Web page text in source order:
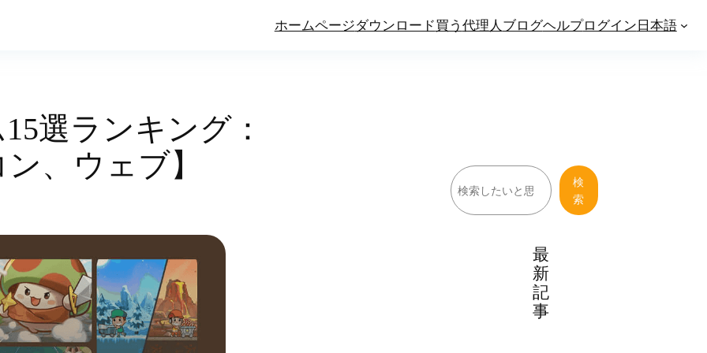
ホームページダウンロード買う 代理人 ブログヘルプログイン日本語
選ランキング：
、ウェブ】
検
索
検
索
最
新
記
事